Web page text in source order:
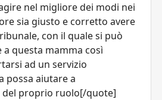
nel migliore dei modi nei
sia giusto e corretto avere
con il quale si può
questa mamma così
ad un servizio
possa aiutare a
proprio ruolo[/quote]